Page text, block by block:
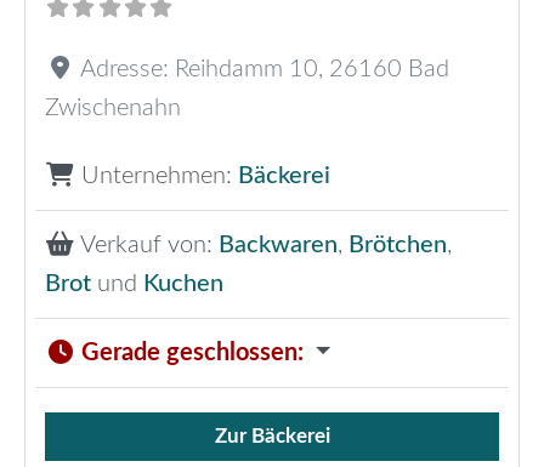
Adresse: Reihdamm 10, 26160 Bad
Zwischenahn
Unternehmen: Bäckerei
Verkauf von: Backwaren, Brötchen,
Brot und Kuchen
Gerade geschlossen:
Verkauf von Brötchen,
Zur Bäckerei